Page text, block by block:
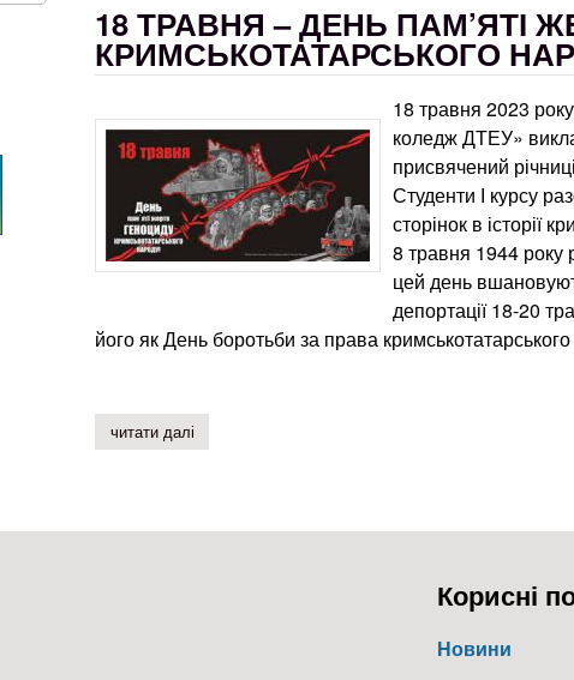
18 ТРАВНЯ – ДЕНЬ ПАМ’ЯТІ
КРИМСЬКОТАТАРСЬКОГО
18 травня 2023
коледж ДТЕУ»
присвячений
Студенти І курсу
сторінок в історії
8 травня 1944 року
цей день
депортації 18-20
його як День боротьби за права
читати далі
Корисні
Новини